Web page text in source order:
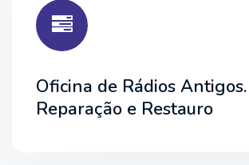
Oficina de Rádios Antigos.
Reparação e Restauro